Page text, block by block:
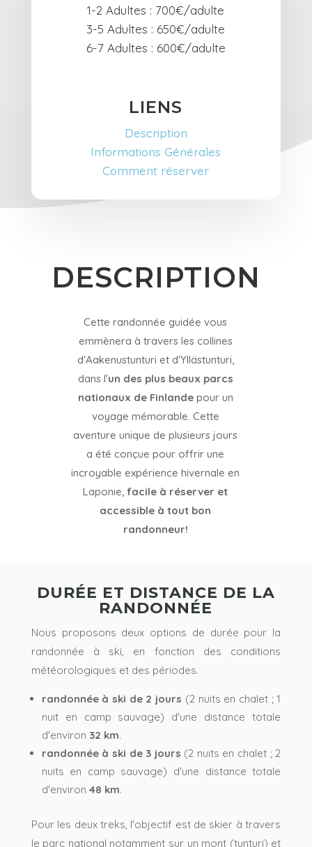
1-2 Adultes : 700€/adulte
3-5 Adultes : 650€/adulte
6-7 Adultes : 600€/adulte
LIENS
Description
InformationsGénérales
Comment réserver
DESCRIPTION
Cette randonnée guidée vous
emmènera à travers les collines
d'Aakenustunturi et d'Yllästunturi,
dans l'un des plus beaux parcs
nationaux de Finlandepour un
voyage mémorable. Cette
aventure unique de plusieurs jours
a été conçue pour offrir une
incroyable expérience hivernale en
Laponie,facile à réserver et
accessible à tout bon
randonneur!
DURÉE ET DISTANCE DE LA
RANDONNÉE
Nous proposons deux options de durée pour la
randonnée à ski, en fonction des conditions
météorologiques et des périodes.
randonnée à ski de 2 jours (2 nuits en chalet ; 1
nuit en camp sauvage) d'une distance totale
d'environ 32 km.
randonnée à ski de 3 jours (2 nuits en chalet ; 2
nuits en camp sauvage) d'une distance totale
d'environ 48 km.
Pour les deux treks, l'objectif est de skier à travers
le parc national notamment sur un mont (tunturi) et